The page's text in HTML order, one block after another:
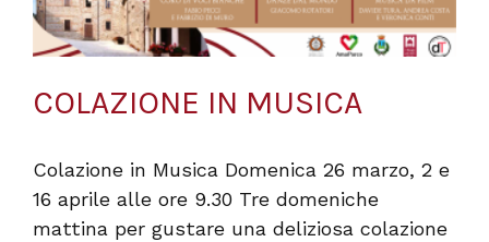
COLAZIONE IN MUSICA
Colazione in Musica Domenica 26 marzo, 2 e
16 aprile alle ore 9.30 Tre domeniche
mattina per gustare una deliziosa colazione